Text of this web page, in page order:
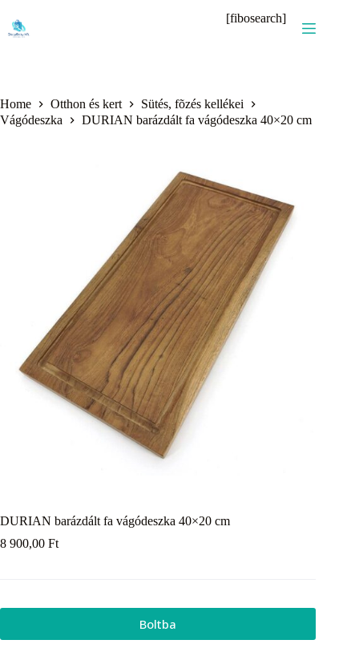
content
[fibosearch]
Home Otthon és kert
Sütés, fõzés kellékei
Vágódeszka
DURIAN barázdált fa vágódeszka 40×20 cm
DURIAN barázdált fa vágódeszka 40×20 cm
8 900,00 Ft
Boltba